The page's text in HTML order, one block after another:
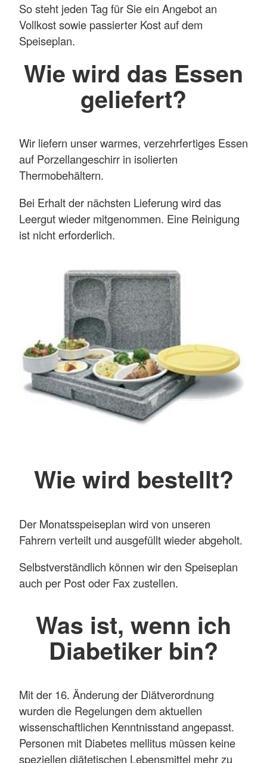
So steht jeden Tag für Sie ein Angebot an
Vollkost sowie passierter Kost auf dem
Speiseplan.
Wie wird das Essen
geliefert?
Wir liefern unser warmes, verzehrfertiges Essen
auf Porzellangeschirr in isolierten
Thermobehältern.
Bei Erhalt der nächsten Lieferung wird das
Leergut wieder mitgenommen. Eine Reinigung
ist nicht erforderlich.
Wie wird bestellt?
Der Monatsspeiseplan wird von unseren
Fahrern verteilt und ausgefüllt wieder abgeholt.
Selbstverständlich können wir den Speiseplan
auch per Post oder Fax zustellen.
Was ist, wenn ich
Diabetiker bin?
Mit der 16. Änderung der Diätverordnung
wurden die Regelungen dem aktuellen
wissenschaftlichen Kenntnisstand angepasst.
Personen mit Diabetes mellitus müssen keine
speziellen diätetischen Lebensmittel mehr zu